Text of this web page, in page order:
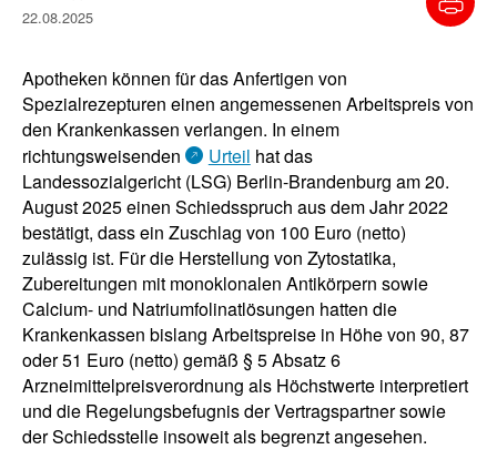
22.08.2025
Apotheken können für das Anfertigen von
Spezialrezepturen einen angemessenen Arbeitspreis von
den Krankenkassen verlangen. In einem
richtungsweisenden
Urteil hat das
Landessozialgericht (LSG) Berlin-Brandenburg am 20.
August 2025 einen Schiedsspruch aus dem Jahr 2022
bestätigt, dass ein Zuschlag von 100 Euro (netto)
zulässig ist. Für die Herstellung von Zytostatika,
Zubereitungen mit monoklonalen Antikörpern sowie
Calcium- und Natriumfolinatlösungen hatten die
Krankenkassen bislang Arbeitspreise in Höhe von 90, 87
oder 51 Euro (netto) gemäß § 5 Absatz 6
Arzneimittelpreisverordnung als Höchstwerte interpretiert
und die Regelungsbefugnis der Vertragspartner sowie
der Schiedsstelle insoweit als begrenzt angesehen.